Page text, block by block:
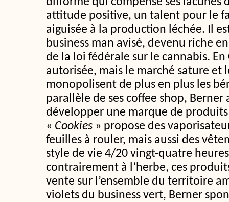
attitude positive, un talent pour le
aiguisée à la production léchée. Il
business man avisé, devenu riche
de la loi fédérale sur le cannabis.
autorisée, mais le marché sature et
monopolisent de plus en plus les
parallèle de ses coffee shop, Berner
développer une marque de
« Cookies » propose des
feuilles à rouler, mais aussi des
style de vie 4/20 vingt-quatre
contrairement à l’herbe, ces
vente sur l’ensemble du territoire
violets du business vert, Berner